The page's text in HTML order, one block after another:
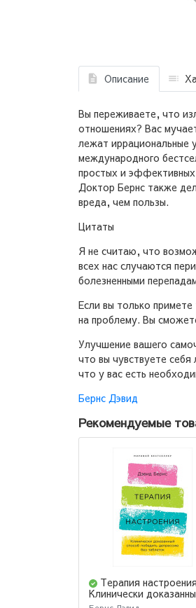
Описание
Вы переживаете, что
отношениях? Вас
лежат иррациональные
международного
простых и эффективных
Доктор Бернс также
вреда, чем пользы.
Цитаты
Я не считаю, что
всех нас случаются
болезненными
Если вы только
на проблему. Вы
Улучшение вашего
что вы чувствуете
что у вас есть
Бернс Дэвид
Рекомендуемые
Терапия
Клинически
способ победить